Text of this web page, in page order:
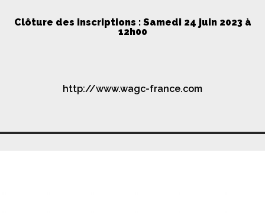
Clôture des inscriptions : Samedi 24 juin 2023 à
12h00
http://www.wagc-france.com